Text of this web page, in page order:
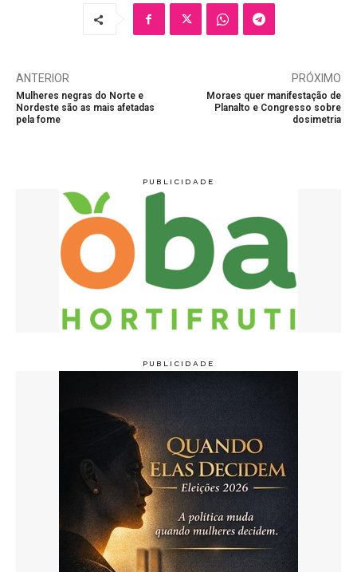
ANTERIOR
Mulheres negras do Norte e
Nordeste são as mais afetadas
pela fome
PRÓXIMO
Moraes quer manifestação de
Planalto e Congresso sobre
dosimetria